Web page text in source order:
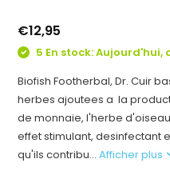
€12,95
5 En stock: Aujourd'hui,
Biofish Footherbal, Dr. Cuir
herbes ajoutees a la
de monnaie, l'herbe
effet stimulant, desinfectant
qu'ils contribu...Afficher plus